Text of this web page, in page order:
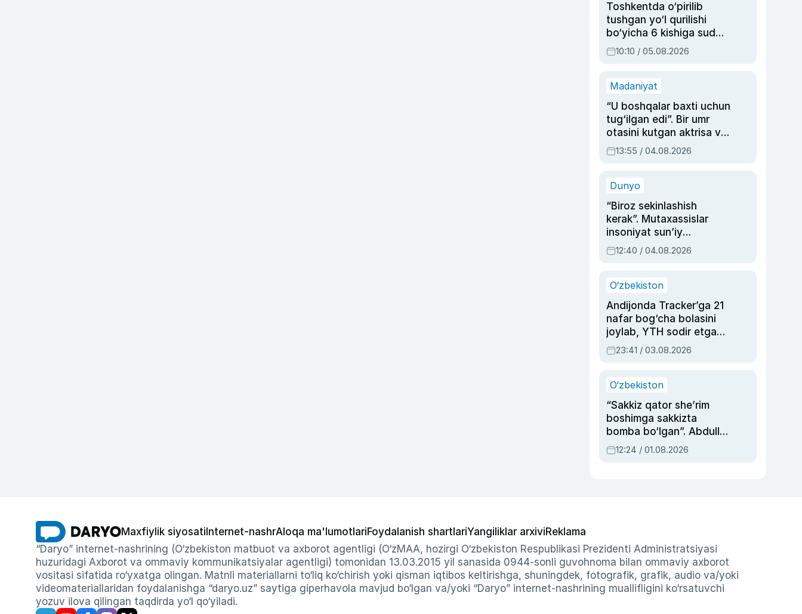
Toshkentda o‘pirilib
tushgan yo‘l qurilishi
bo‘yicha 6 kishiga sud
hukmi o‘qildi
10:10 / 05.08.2026
Madaniyat
“U boshqalar baxti uchun
tug‘ilgan edi”. Bir umr
otasini kutgan aktrisa va
dublyaj ustasi Rimma
Ahmedovaning
13:55 / 04.08.2026
Dunyo
“Biroz sekinlashish
kerak”. Mutaxassislar
insoniyat sun’iy
intellektni boshqara
olmay qolishidan xavotir
12:40 / 04.08.2026
O‘zbekiston
Andijonda Tracker’ga 21
nafar bog‘cha bolasini
joylab, YTH sodir etgan
ayolga sud hukmi o‘qildi
23:41 / 03.08.2026
O‘zbekiston
“Sakkiz qator she’rim
boshimga sakkizta
bomba bo‘lgan”. Abdulla
Oripovni siyosiy
ayblovlardan asrab
12:24 / 01.08.2026
Maxfiylik siyosati Internet-nashrAloqa ma'lumotlariFoydalanish shartlariYangiliklar arxiviReklama
“Daryo” internet-nashrining (O‘zbekiston matbuot va axborot agentligi (O‘zMAA, hozirgi O‘zbekiston Respublikasi Prezidenti Administratsiyasi
huzuridagi Axborot va ommaviy kommunikatsiyalar agentligi) tomonidan 13.03.2015 yil sanasida 0944-sonli guvohnoma bilan ommaviy axborot
vositasi sifatida ro‘yxatga olingan. Matnli materiallarni to‘liq ko‘chirish yoki qisman iqtibos keltirishga, shuningdek, fotografik, grafik, audio va/yoki
videomateriallaridan foydalanishga “daryo.uz” saytiga giperhavola mavjud bo‘lgan va/yoki “Daryo” internet-nashrining muallifligini ko‘rsatuvchi
yozuv ilova qilingan taqdirda yo‘l qo‘yiladi.